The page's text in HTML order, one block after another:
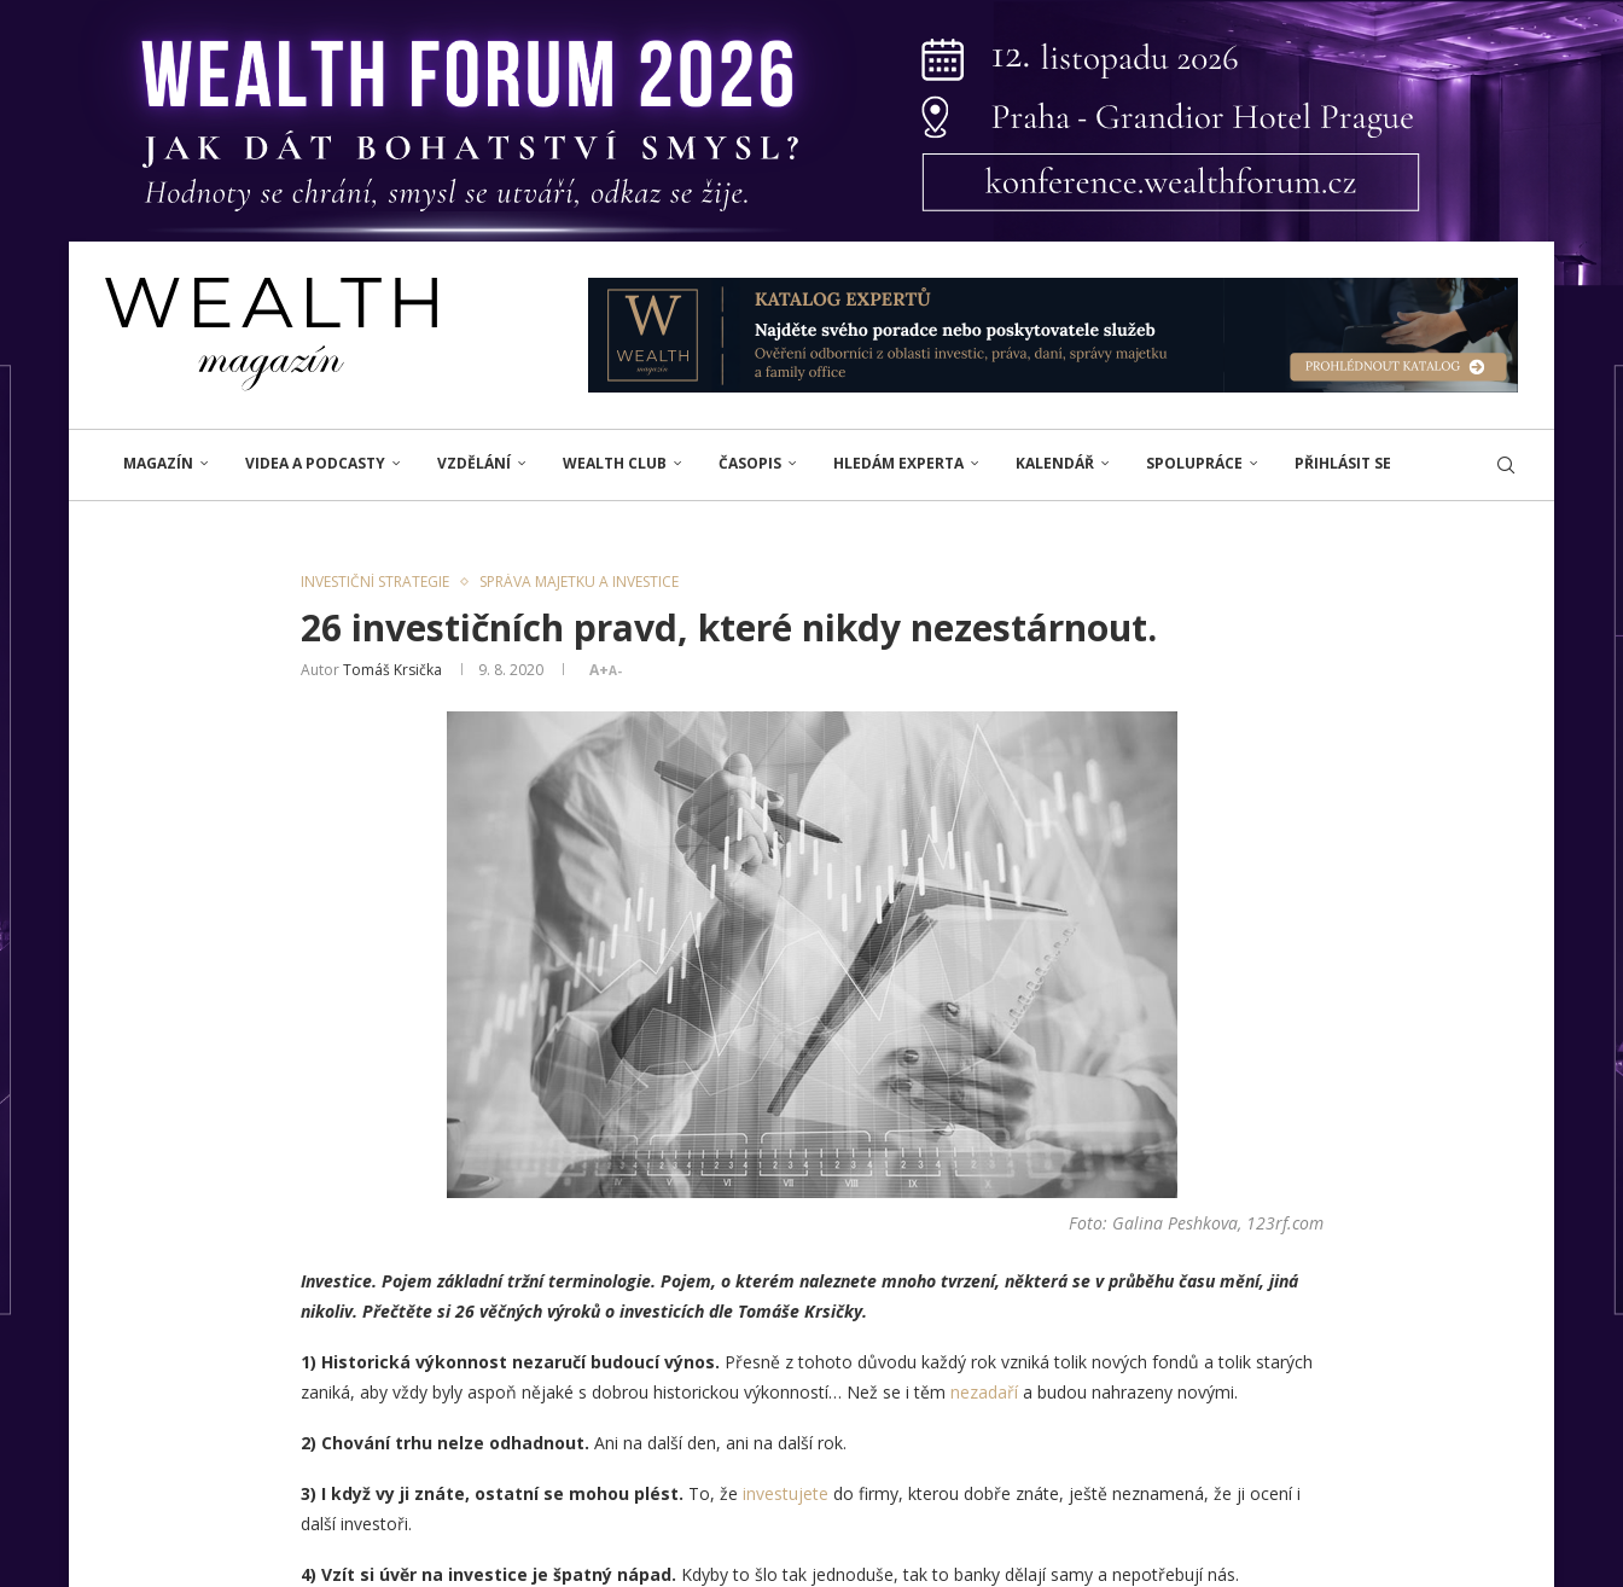
MAGAZÍN VIDEA A PODCASTY VZDĚLÁNÍ WEALTH CLUB ČASOPIS HLEDÁM EXPERTA KALENDÁŘ SPOLUPRÁCE PŘIHLÁSIT SE
INVESTIČNÍ STRATEGIE SPRÁVA MAJETKU A INVESTICE
26 investičních pravd, které nikdy nezestárnout.
AutorTomáš Krsička 9. 8. 2020 A+A-
Foto: Galina Peshkova, 123rf.com
Investice. Pojem základní tržní terminologie. Pojem, o kterém naleznete mnoho tvrzení, některá se v průběhu času mění, jiná
nikoliv. Přečtěte si 26 věčných výroků o investicích dle Tomáše Krsičky.
1) Historická výkonnost nezaručí budoucí výnos. Přesně z tohoto důvodu každý rok vzniká tolik nových fondů a tolik starých
zaniká, aby vždy byly aspoň nějaké s dobrou historickou výkonností… Než se i těm nezadaří a budou nahrazeny novými.
2) Chování trhu nelze odhadnout. Ani na další den, ani na další rok.
3) I když vy ji znáte, ostatní se mohou plést. To, že investujete do firmy, kterou dobře znáte, ještě neznamená, že ji ocení i
další investoři.
4) Vzít si úvěr na investice je špatný nápad. Kdyby to šlo tak jednoduše, tak to banky dělají samy a nepotřebují nás.